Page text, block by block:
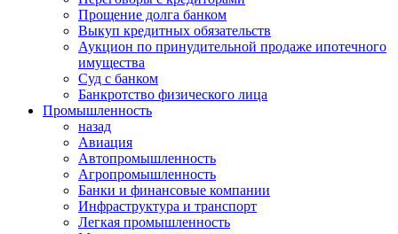
Прощение долга банком
Выкуп кредитных обязательств
Аукцион по принудительной продаже ипотечного
имущества
Суд с банком
Банкротство физического лица
Промышленность
назад
Авиация
Автопромышленность
Агропромышленность
Банки и финансовые компании
Инфраструктура и транспорт
Легкая промышленность